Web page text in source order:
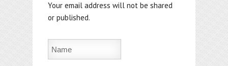
Your email address will not be shared
or published.